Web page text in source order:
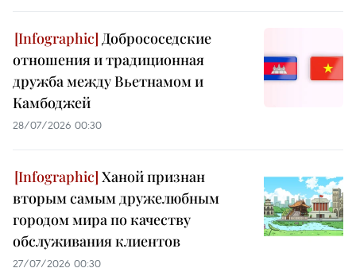
Добрососедские
отношения и традиционная
дружба между Вьетнамом и
Камбоджей
28/07/2026 00:30
Ханой признан
вторым самым дружелюбным
городом мира по качеству
обслуживания клиентов
27/07/2026 00:30